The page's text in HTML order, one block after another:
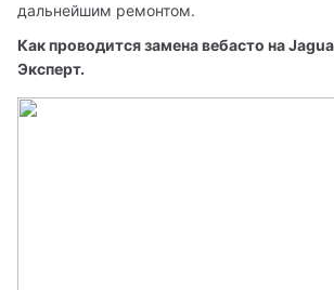
дальнейшим ремонтом.
Как проводится замена вебасто на
Эксперт.